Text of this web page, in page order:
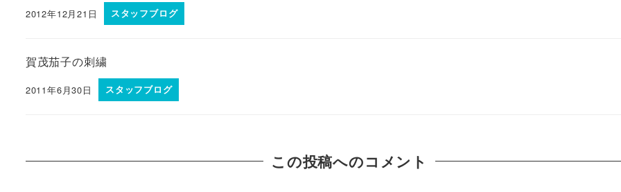
2012年12月21日 スタッフブログ
賀茂茄子の刺繍
2011年6月30日 スタッフブログ
この投稿へのコメント